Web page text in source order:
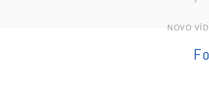
NOVO